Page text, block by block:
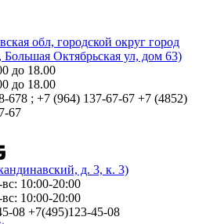
обл, городской округ город
Большая Октябрьская ул, дом 63)
до 18.00
до 18.00
+7 (4852)
67
д. 3, к. 3)
10:00-20:00
10:00-20:00
+7(495)123-45-08